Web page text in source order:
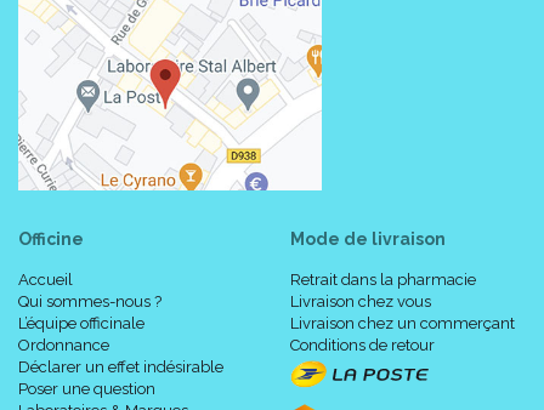
Officine
Accueil
Qui sommes-nous ?
L’équipe officinale
Ordonnance
Déclarer un effet indésirable
Poser une question
Mode de livraison
Retrait dans la pharmacie
Livraison chez vous
Livraison chez un commerçant
Conditions de retour